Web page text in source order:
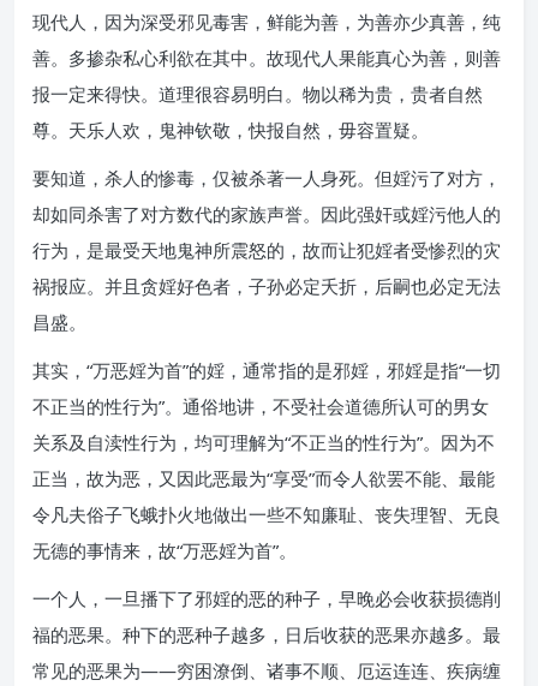
现代人，因为深受邪见毒害，鲜能为善，为善亦少真善，纯
善。多掺杂私心利欲在其中。故现代人果能真心为善，则善
报一定来得快。道理很容易明白。物以稀为贵，贵者自然
尊。天乐人欢，鬼神钦敬，快报自然，毋容置疑。
要知道，杀人的惨毒，仅被杀著一人身死。但婬污了对方，
却如同杀害了对方数代的家族声誉。因此强奸或婬污他人的
行为，是最受天地鬼神所震怒的，故而让犯婬者受惨烈的灾
祸报应。并且贪婬好色者，子孙必定夭折，后嗣也必定无法
昌盛。
其实，“万恶婬为首”的婬，通常指的是邪婬，邪婬是指“一切
不正当的性行为”。通俗地讲，不受社会道德所认可的男女
关系及自渎性行为，均可理解为“不正当的性行为”。因为不
正当，故为恶，又因此恶最为“享受”而令人欲罢不能、最能
令凡夫俗子飞蛾扑火地做出一些不知廉耻、丧失理智、无良
无德的事情来，故“万恶婬为首”。
一个人，一旦播下了邪婬的恶的种子，早晚必会收获损德削
福的恶果。种下的恶种子越多，日后收获的恶果亦越多。最
常见的恶果为——穷困潦倒、诸事不顺、厄运连连、疾病缠